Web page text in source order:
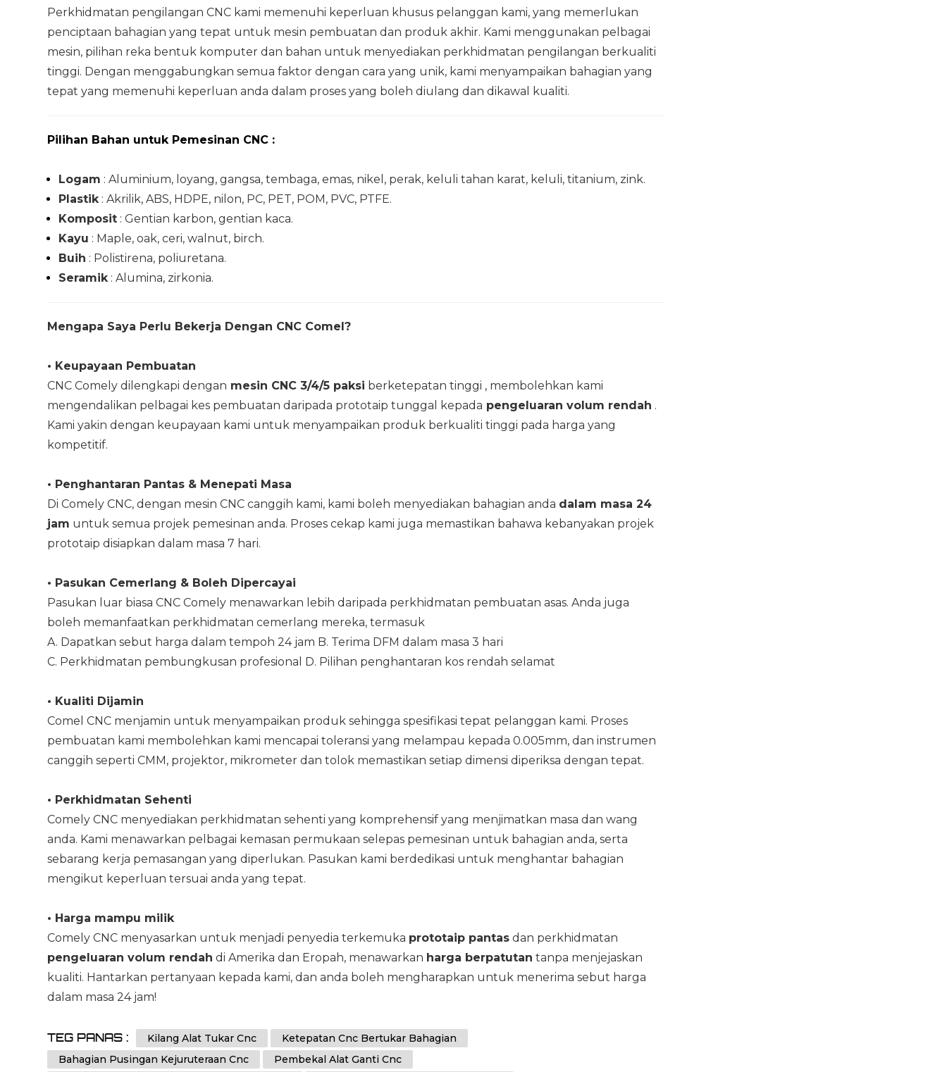
Perkhidmatan pengilangan CNC kami memenuhi keperluan khusus pelanggan kami, yang memerlukan
penciptaan bahagian yang tepat untuk mesin pembuatan dan produk akhir. Kami menggunakan pelbagai
mesin, pilihan reka bentuk komputer dan bahan untuk menyediakan perkhidmatan pengilangan berkualiti
tinggi. Dengan menggabungkan semua faktor dengan cara yang unik, kami menyampaikan bahagian yang
tepat yang memenuhi keperluan anda dalam proses yang boleh diulang dan dikawal kualiti.
Pilihan Bahan untuk Pemesinan CNC :
Logam : Aluminium, loyang, gangsa, tembaga, emas, nikel, perak, keluli tahan karat, keluli, titanium, zink.
Plastik: Akrilik, ABS, HDPE, nilon, PC, PET, POM, PVC, PTFE.
Komposit : Gentian karbon, gentian kaca.
Kayu : Maple, oak, ceri, walnut, birch.
Buih : Polistirena, poliuretana.
Seramik: Alumina, zirkonia.
Mengapa Saya Perlu Bekerja Dengan CNC Comel?
• Keupayaan Pembuatan
CNC Comely dilengkapi dengan mesin CNC 3/4/5 paksi berketepatan tinggi , membolehkan kami
mengendalikan pelbagai kes pembuatan daripada prototaip tunggal kepada pengeluaran volum rendah .
Kami yakin dengan keupayaan kami untuk menyampaikan produk berkualiti tinggi pada harga yang
kompetitif.
• Penghantaran Pantas & Menepati Masa
Di Comely CNC, dengan mesin CNC canggih kami, kami boleh menyediakan bahagian anda dalam masa 24
jam untuk semua projek pemesinan anda. Proses cekap kami juga memastikan bahawa kebanyakan projek
prototaip disiapkan dalam masa 7 hari.
• Pasukan Cemerlang & Boleh Dipercayai
Pasukan luar biasa CNC Comely menawarkan lebih daripada perkhidmatan pembuatan asas. Anda juga
boleh memanfaatkan perkhidmatan cemerlang mereka, termasuk
A. Dapatkan sebut harga dalam tempoh 24 jam B. Terima DFM dalam masa 3 hari
C. Perkhidmatan pembungkusan profesional D. Pilihan penghantaran kos rendah selamat
• Kualiti Dijamin
Comel CNC menjamin untuk menyampaikan produk sehingga spesifikasi tepat pelanggan kami. Proses
pembuatan kami membolehkan kami mencapai toleransi yang melampau kepada 0.005mm, dan instrumen
canggih seperti CMM, projektor, mikrometer dan tolok memastikan setiap dimensi diperiksa dengan tepat.
• Perkhidmatan Sehenti
Comely CNC menyediakan perkhidmatan sehenti yang komprehensif yang menjimatkan masa dan wang
anda. Kami menawarkan pelbagai kemasan permukaan selepas pemesinan untuk bahagian anda, serta
sebarang kerja pemasangan yang diperlukan. Pasukan kami berdedikasi untuk menghantar bahagian
mengikut keperluan tersuai anda yang tepat.
• Harga mampu milik
Comely CNC menyasarkan untuk menjadi penyedia terkemuka prototaip pantas dan perkhidmatan
pengeluaran volum rendah di Amerika dan Eropah, menawarkan harga berpatutan tanpa menjejaskan
kualiti. Hantarkan pertanyaan kepada kami, dan anda boleh mengharapkan untuk menerima sebut harga
dalam masa 24 jam!
TEG PANAS : Kilang Alat Tukar Cnc
Ketepatan Cnc Bertukar Bahagian
Bahagian Pusingan Kejuruteraan Cnc
Pembekal Alat Ganti Cnc